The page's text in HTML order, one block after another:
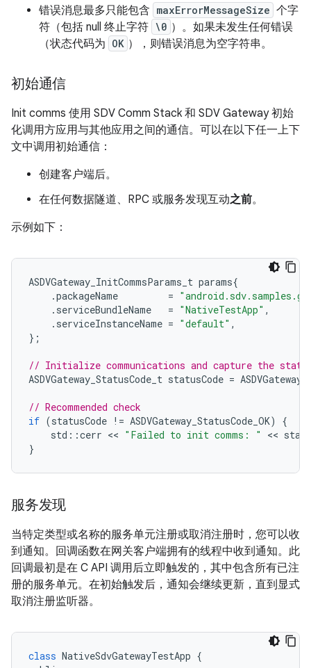
错误消息最多只能包含 maxErrorMessageSize 个字
符（包括 null 终止字符 \0 ）。如果未发生任何错误
（状态代码为 OK ），则错误消息为空字符串。
初始通信
Init comms 使用 SDV Comm Stack 和 SDV Gateway 初始
化调用方应用与其他应用之间的通信。可以在以下任一上下
文中调用初始通信：
创建客户端后。
在任何数据隧道、RPC 或服务发现互动之前。
示例如下：
ASDVGateway_InitCommsParams_t params{
.packageName =
. serviceBundleName = "NativeTestApp" ,
. serviceInstanceName = "default" ,
};
// Initialize communications and capture the
ASDVGateway_StatusCode_t statusCode =
// Recommended check
if (statusCode != ASDVGateway_StatusCode_OK)
{
std ::cerr << "Failed to init comms: " <<
}
服务发现
当特定类型或名称的服务单元注册或取消注册时，您可以收
到通知。回调函数在网关客户端拥有的线程中收到通知。此
回调最初是在 C API 调用后立即触发的，其中包含所有已注
册的服务单元。在初始触发后，通知会继续更新，直到显式
取消注册监听器。
class NativeSdvGatewayTestApp {